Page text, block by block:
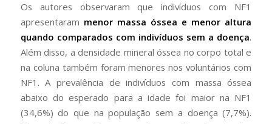
Os autores observaram que indivíduos com NF1
apresentaram menor massa óssea e menor altura
quando comparados com indivíduos sem a doença.
Além disso, a densidade mineral óssea no corpo total e
na coluna também foram menores nos voluntários com
NF1. A prevalência de indivíduos com massa óssea
abaixo do esperado para a idade foi maior na NF1
(34,6%) do que na população sem a doença (7,7%).